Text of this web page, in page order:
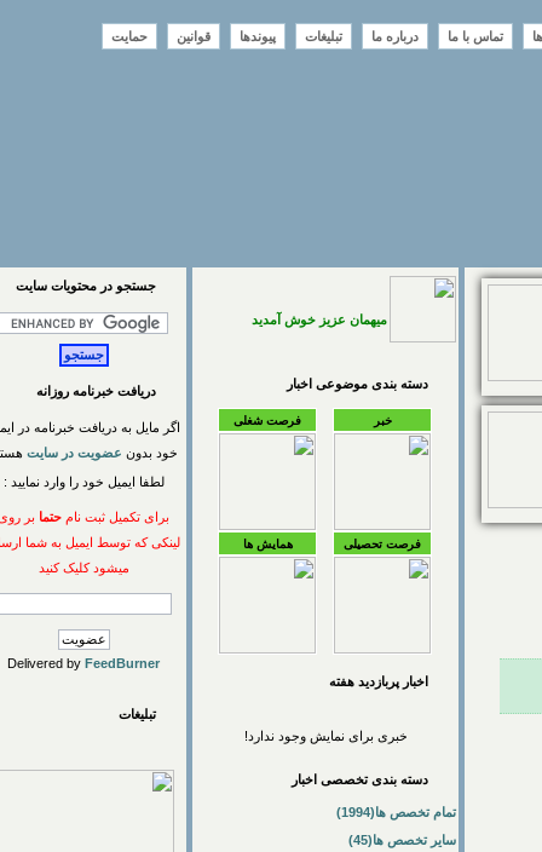
تماس با ما درباره ما تبلیغات پیوندها قوانین حمایت
میهمان عزیز خوش آمدید
دسته بندی موضوعی اخبار
فرصت شغلی
فرصت تحصیلی همایش ها
اخبار پربازديد هفته
خبری برای نمایش وجود ندارد!
دسته بندی تخصصی اخبار
تمام تخصص ها(1994)
سایر تخصص ها(45)
جستجو در محتويات سايت
دریافت خبرنامه روزانه
اگر مایل به دریافت خبرنامه در ایمیل
خود بدونعضویت در سایتهستید
لطفا ایمیل خود را وارد نمایید :
برای تکمیل ثبت نام حتمابر روی
لینکی که توسط ایمیل به شما ارسال
میشود کلیک کنید
Delivered byFeedBurner
تبلیغات